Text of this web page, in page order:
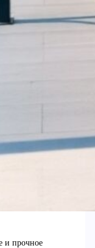
и прочное